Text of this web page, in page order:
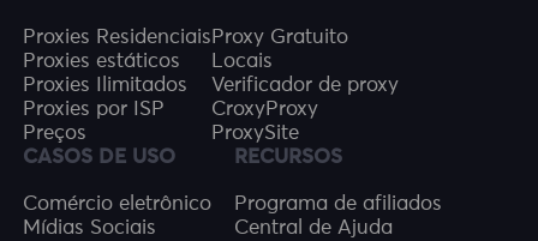
Proxies Residenciais
Proxies estáticos
Proxies Ilimitados
Proxies por ISP
Preços
Proxy Gratuito
Locais
Verificador de proxy
CroxyProxy
ProxySite
CASOS DE USO
Comércio eletrônico
Mídias Sociais
RECURSOS
Programa de afiliados
Central de Ajuda